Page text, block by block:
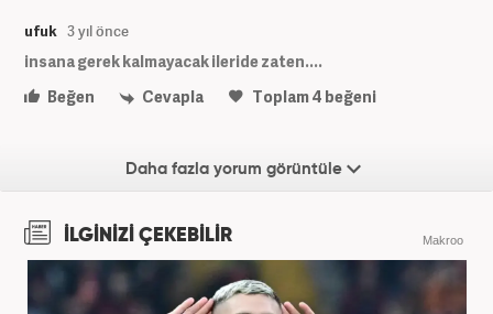
ufuk 3 yıl önce
insana gerek kalmayacak ileride zaten....
Beğen
Cevapla Toplam4 beğeni
Daha fazla yorum görüntüle
İLGİNİZİ ÇEKEBİLİR Makroo